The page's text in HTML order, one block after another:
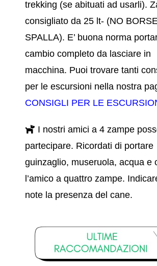
trekking (se abituati ad usarli).
consigliato da 25 lt- (NO
SPALLA). E’ buona norma
cambio completo da lasciare in
macchina. Puoi trovare tanti
per le escursioni nella nostra
CONSIGLI PER LE
I nostri amici a 4 zampe
partecipare. Ricordati di portare
guinzaglio, museruola, acqua e
l’amico a quattro zampe.
note la presenza del cane.